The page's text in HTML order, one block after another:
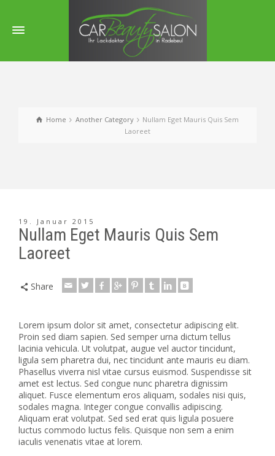
Home Another Category
Nullam Eget Mauris Quis Sem
Laoreet
19. Januar 2015
Nullam Eget Mauris Quis Sem
Laoreet
Share
Lorem ipsum dolor sit amet, consectetur adipiscing elit.
Proin sed diam sapien. Sed semper urna dictum tellus
lacinia vehicula. Ut volutpat, augue vel auctor tincidunt,
ligula sem pharetra dui, nec tincidunt ante mauris eu diam.
Phasellus viverra nisl vitae cursus euismod. Suspendisse sit
amet est lectus. Sed congue nunc pharetra dignissim
aliquet. Fusce elementum eros aliquam, sodales nisi quis,
sodales magna. Integer congue convallis adipiscing.
Aliquam erat volutpat. Sed sed erat quis ligula posuere
luctus commodo luctus felis. Quisque non sem a enim
iaculis venenatis vitae at lorem.